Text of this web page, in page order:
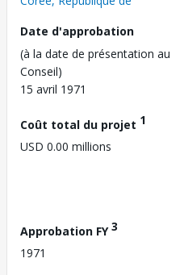
Date d'approbation
(à la date de présentation au
Conseil)
15 avril 1971
Coût total du projet 1
USD 0.00 millions
Approbation FY3
1971